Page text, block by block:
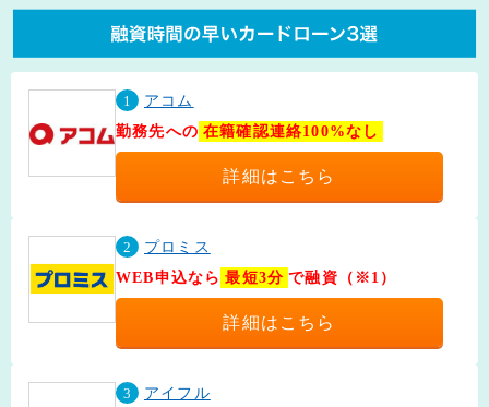
1
アコム
勤務先への 在籍確認連絡100%なし
詳細はこちら
2
プロミス
WEB申込なら 最短3分 で融資（※1）
詳細はこちら
3
アイフル